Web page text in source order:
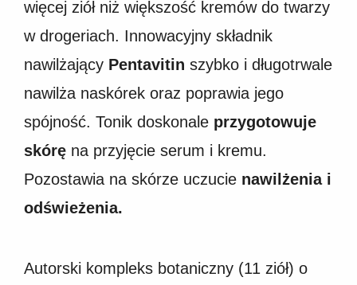
więcej ziół niż większość kremów do twarzy
w drogeriach. Innowacyjny składnik
nawilżający Pentavitin szybko i długotrwale
nawilża naskórek oraz poprawia jego
spójność. Tonik doskonale przygotowuje
skórę na przyjęcie serum i kremu.
Pozostawia na skórze uczucie nawilżenia i
odświeżenia.
Autorski kompleks botaniczny (11 ziół) o